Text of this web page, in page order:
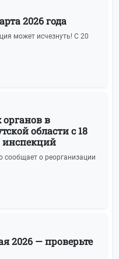
2026 года
может исчезнуть! С 20
в
области с 18
инспекций
о реорганизации
2026 — проверьте